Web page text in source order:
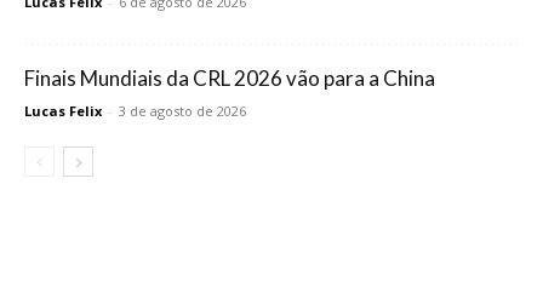
Finais Mundiais da CRL 2026 vão para a China
Lucas Felix - 3 de agosto de 2026